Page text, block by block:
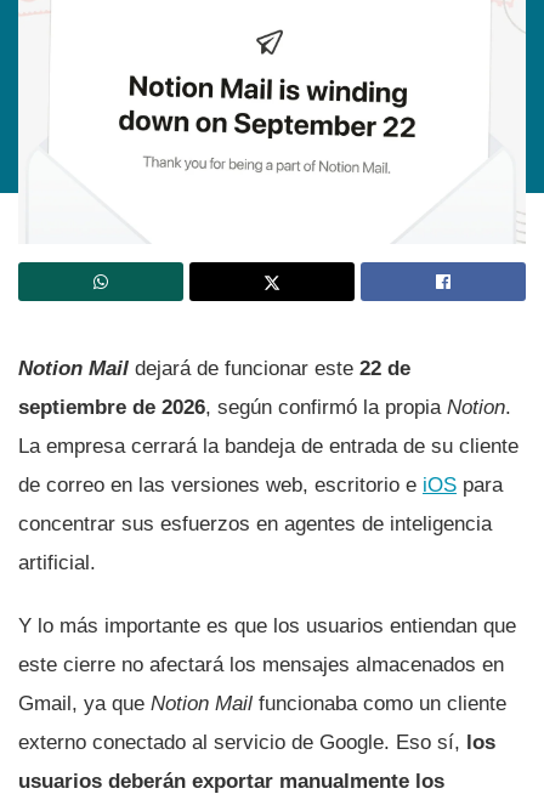
Notion Mail dejará de funcionar este 22 de
septiembre de 2026, según confirmó la propia Notion.
La empresa cerrará la bandeja de entrada de su cliente
de correo en las versiones web, escritorio e iOS para
concentrar sus esfuerzos en agentes de inteligencia
artificial.
Y lo más importante es que los usuarios entiendan que
este cierre no afectará los mensajes almacenados en
Gmail, ya que Notion Mail funcionaba como un cliente
externo conectado al servicio de Google. Eso sí, los
usuarios deberán exportar manualmente los